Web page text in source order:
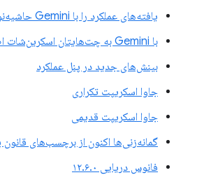
یافته‌های عملکرد را با Gemini حاشیه‌نویسی کنید
با Gemini به چت‌هایتان اسکرین‌شات اضافه کنید
بینش‌های جدید در پنل عملکرد
جاوا اسکریپت تکراری
جاوا اسکریپت قدیمی
گمانه‌زنی‌ها اکنون از برچسب‌های قانون
فانوس دریایی ۱۲.۶.۰